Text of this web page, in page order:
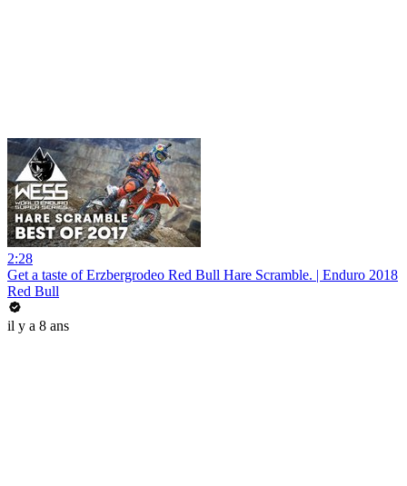
2:28
Get a taste of Erzbergrodeo Red Bull Hare Scramble. | Enduro 2018
Red Bull
il y a 8 ans